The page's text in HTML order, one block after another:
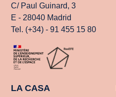
C/ Paul Guinard, 3
E - 28040 Madrid
Tel. (+34) - 91 455 15 80
LA CASA